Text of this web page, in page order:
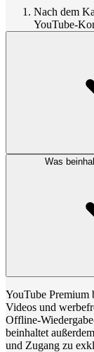
Nach dem
YouTube-
Was
YouTube Premium
Videos und
Offline-
beinhaltet
und Zugang zu